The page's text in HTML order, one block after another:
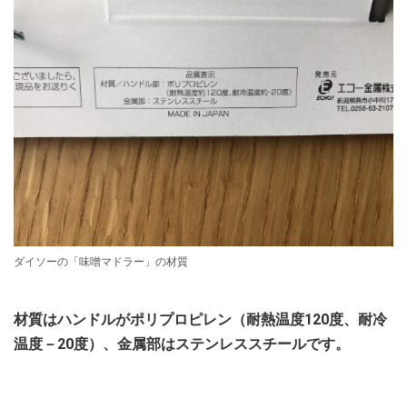
ダイソーの「味噌マドラー」の材質
材質はハンドルがポリプロピレン（耐熱温度120度、耐冷
温度－20度）、金属部はステンレススチールです。